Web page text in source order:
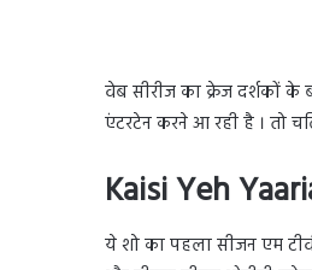
वेब सीरीज का क्रेज दर्शकों
एंटरटेन करने आ रही है । तो
Kaisi Yeh
ये शो का पहला सीजन एम